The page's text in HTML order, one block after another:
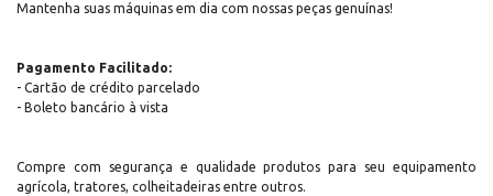
Mantenha suas máquinas em dia com nossas peças genuínas!
Pagamento Facilitado:
- Cartão de crédito parcelado
- Boleto bancário à vista
Compre com segurança e qualidade produtos para seu equipamento
agrícola, tratores, colheitadeiras entre outros.